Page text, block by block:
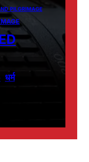
PILGRIMAGE
धर्म